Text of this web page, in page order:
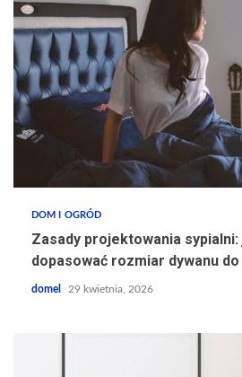
DOM I OGRÓD
Zasady projektowania
dopasować rozmiar dywanu do
domel 29 kwietnia, 2026